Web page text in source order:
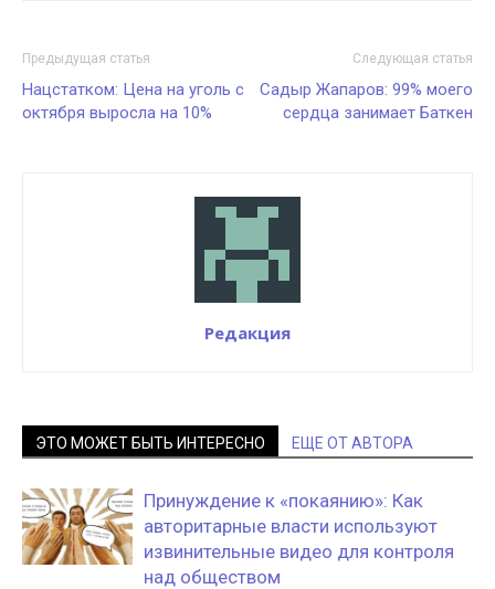
Предыдущая статья
Нацстатком: Цена на уголь с
октября выросла на 10%
Следующая статья
Садыр Жапаров: 99% моего
сердца занимает Баткен
Редакция
ЭТО МОЖЕТ БЫТЬ ИНТЕРЕСНО ЕЩЕ ОТ АВТОРА
Принуждение к «покаянию»: Как
авторитарные власти используют
извинительные видео для контроля
над обществом